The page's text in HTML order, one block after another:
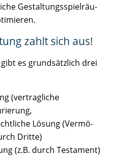
Gestal­tungs­spiel­räu­
zahlt sich aus!
es grund­sätz­lich drei
(ver­trag­li­che
Lösung (Ver­mö­
Dritte)
(z.B. durch Testament)